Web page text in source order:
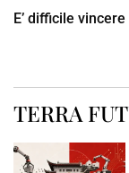
E’ difficile
TERRA